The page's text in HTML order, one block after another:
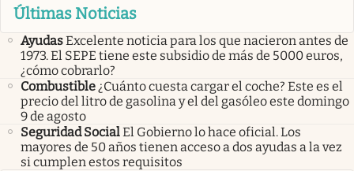
Últimas Noticias
AyudasExcelente noticia para los que nacieron antes de
1973. El SEPE tiene este subsidio de más de 5000 euros,
¿cómo cobrarlo?
Combustible¿Cuánto cuesta cargar el coche? Este es el
precio del litro de gasolina y el del gasóleo este domingo
9 de agosto
Seguridad SocialEl Gobierno lo hace oficial. Los
mayores de 50 años tienen acceso a dos ayudas a la vez
si cumplen estos requisitos